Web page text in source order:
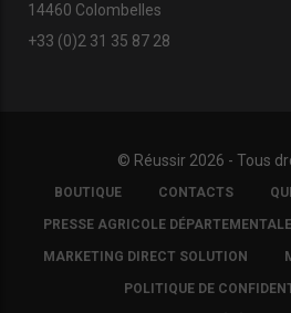
14460 Colombelles
+33 (0)2 31 35 87 28
© Réussir 2026 - Tous
FOOTER
COPYRIGHT
BOUTIQUE CONTACTS
PRESSE AGRICOLE DÉPARTEMENTALE
MARKETING DIRECT SOLUTION
POLITIQUE DE